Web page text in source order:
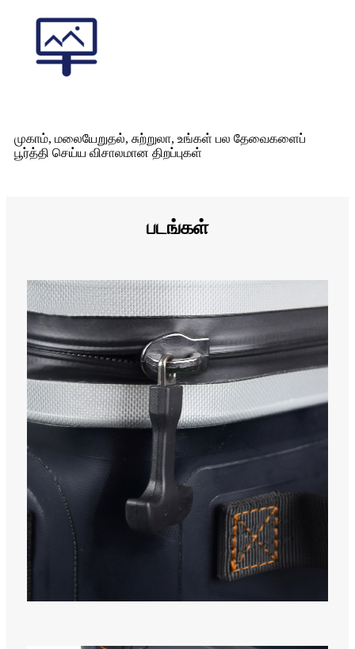
முகாம், மலையேறுதல், சுற்றுலா, உங்கள் பல தேவைகளைப்
பூர்த்தி செய்ய விசாலமான திறப்புகள்
படங்கள்